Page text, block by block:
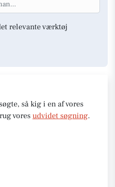
relevante værktøj
så kig i en af vores
vores udvidet søgning.